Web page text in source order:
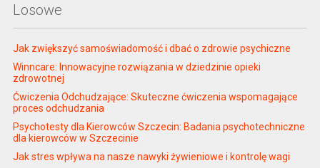
Losowe
Jak zwiększyć samoświadomość i dbać o zdrowie psychiczne
Winncare: Innowacyjne rozwiązania w dziedzinie opieki
zdrowotnej
Ćwiczenia Odchudzające: Skuteczne ćwiczenia wspomagające
proces odchudzania
Psychotesty dla Kierowców Szczecin: Badania psychotechniczne
dla kierowców w Szczecinie
Jak stres wpływa na nasze nawyki żywieniowe i kontrolę wagi